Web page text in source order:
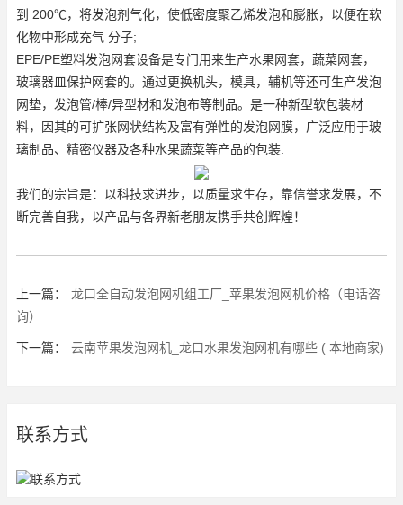
到 200℃，将发泡剂气化，使低密度聚乙烯发泡和膨胀，以便在软
化物中形成充气 分子;
EPE/PE塑料发泡网套设备是专门用来生产水果网套，蔬菜网套，
玻璃器皿保护网套的。通过更换机头，模具，辅机等还可生产发泡
网垫，发泡管/棒/异型材和发泡布等制品。是一种新型软包装材
料，因其的可扩张网状结构及富有弹性的发泡网膜，广泛应用于玻
璃制品、精密仪器及各种水果蔬菜等产品的包装.
我们的宗旨是：以科技求进步，以质量求生存，靠信誉求发展，不
断完善自我，以产品与各界新老朋友携手共创辉煌！
上一篇：
龙口全自动发泡网机组工厂_苹果发泡网机价格（电话咨
询）
下一篇： 云南苹果发泡网机_龙口水果发泡网机有哪些 ( 本地商家)
联系方式